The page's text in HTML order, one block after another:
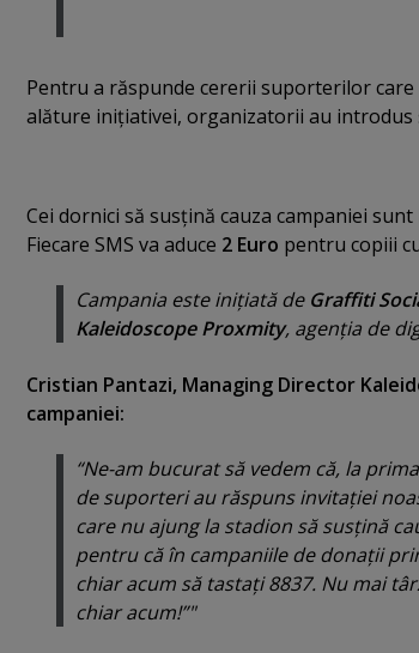
Pentru a răspunde cererii suporterilor
alăture iniţiativei, organizatorii au introdus
Cei dornici să susţină cauza campaniei
Fiecare SMS va aduce 2 Euro pentru copiii
Campania este iniţiată de Graffiti
Kaleidoscope Proxmity, agenţia de
Cristian Pantazi, Managing Director
campaniei:
“Ne-am bucurat să vedem că, la
de suporteri au răspuns invitaţiei
care nu ajung la stadion să susţină
pentru că în campaniile de donaţii
chiar acum să tastaţi 8837. Nu mai
chiar acum!”"